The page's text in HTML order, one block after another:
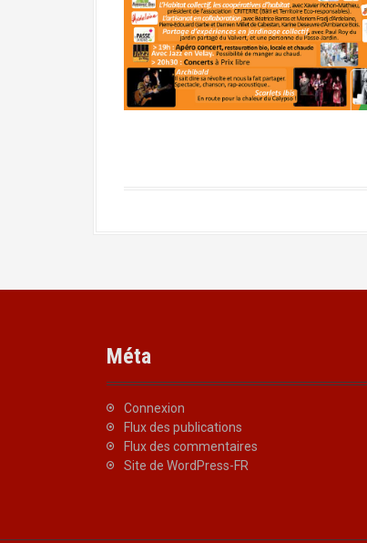
Méta
Connexion
Flux des publications
Flux des commentaires
Site de WordPress-FR